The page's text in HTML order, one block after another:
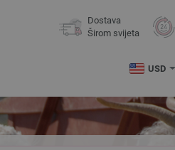
Dostava
Širom svijeta
USD